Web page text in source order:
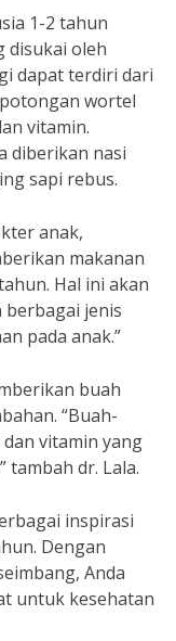
1-2 tahun
disukai oleh
dapat terdiri dari
wortel
vitamin.
diberikan nasi
sapi rebus.
anak,
makanan
Hal ini akan
berbagai jenis
pada anak.”
buah
“Buah-
vitamin yang
tambah dr. Lala.
inspirasi
Dengan
Anda
untuk kesehatan